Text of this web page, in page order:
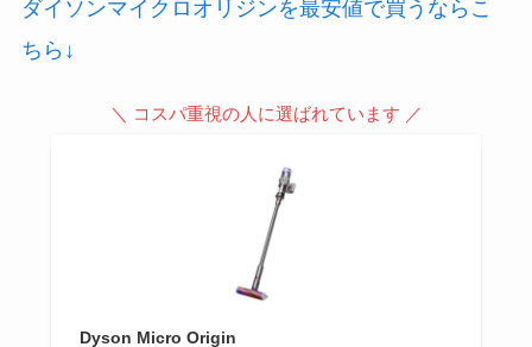
ダイソンマイクロオリジンを最安値で買うならこ
ちら↓
＼ コスパ重視の人に選ばれています ／
Dyson Micro Origin